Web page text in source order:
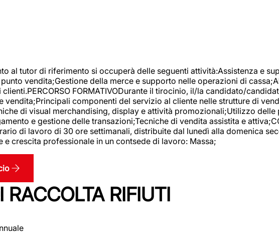
al tutor di riferimento si occuperà delle seguenti attività:Assistenza e
vendita;Gestione della merce e supporto nelle operazioni di
FORMATIVODurante il tirocinio, il/la candidato/
vendita;Principali componenti del servizio al cliente nelle strutture di
di visual merchandising, display e attività promozionali;Utilizzo
e gestione delle transazioni;Tecniche di vendita assistita e
di lavoro di 30 ore settimanali, distribuite dal lunedì alla domenica
crescita professionale in un contsede di lavoro: Massa;
RACCOLTA RIFIUTI